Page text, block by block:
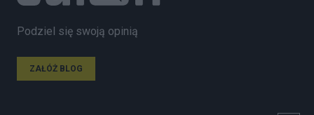
Podziel się swoją opinią
ZAŁÓŻ BLOG